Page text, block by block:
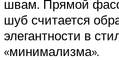
швам. Прямой
шуб считается
элегантности в
«минимализма».